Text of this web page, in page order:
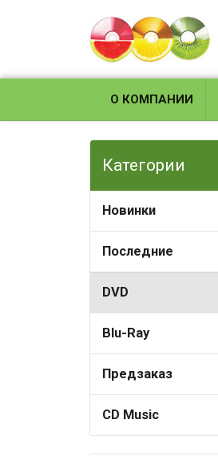
О КОМПАНИИ
Категории
Новинки
Последние
DVD
Blu-Ray
Предзаказ
CD Music